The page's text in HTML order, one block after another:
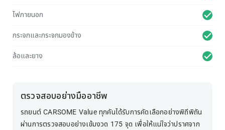
ไฟภายนอก
กระจกและกระจกมองข้าง
ล้อและยาง
ตรวจสอบอย่างมืออาชีพ
รถยนต์ CARSOME Value ทุกคันได้รับการคัดเลือกอย่างพิถีพิถัน
ผ่านการตรวจสอบอย่างเข้มงวด 175 จุด เพื่อให้แน่ใจว่าปราศจาก